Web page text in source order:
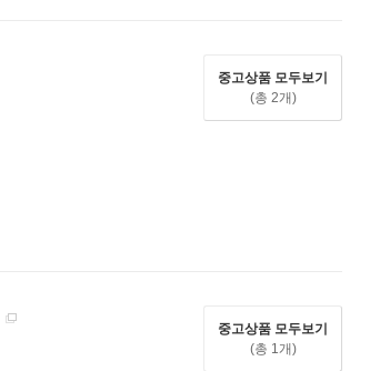
중고상품 모두보기
(총 2개)
중고상품 모두보기
(총 1개)